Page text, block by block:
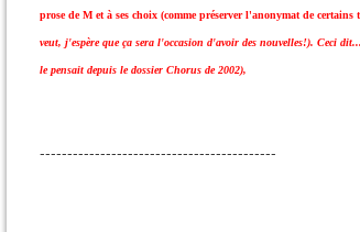
prose de M et à ses choix (comme préserver l'anonymat de
veut, j'espère que ça sera l'occasion d'avoir des nouvelles!). Ceci
le pensait depuis le dossier Chorus de 2002),
-------------------------------------------